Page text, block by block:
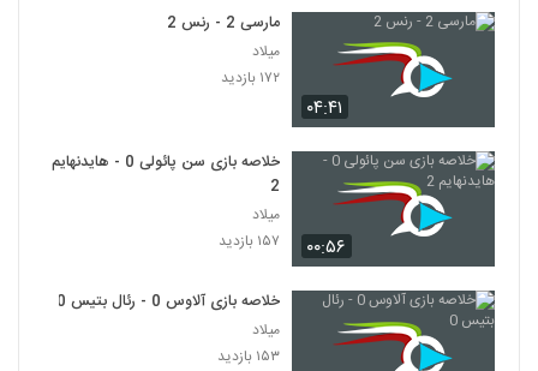
۰۴:۴۱
مارسی 2 - رنس 2
میلاد
۱۷۲ بازدید
۰۰:۵۶
خلاصه بازی سن پائولی 0 - هایدنهایم
2
میلاد
۱۵۷ بازدید
خلاصه بازی آلاوس 0 - رئال بتیس 0
میلاد
۱۵۳ بازدید